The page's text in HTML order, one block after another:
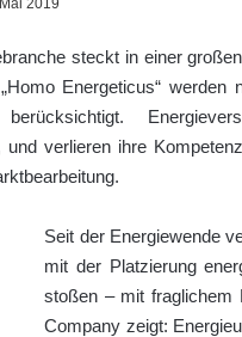
2019
steckt in einer
Energeticus“
und verlieren ihre
Seit der Energiewende
mit der Platzierung
stoßen – mit fraglichem
Company zeigt: